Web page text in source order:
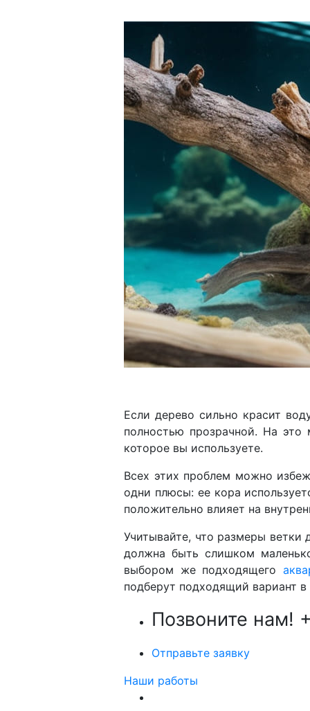
Если дерево сильно красит
полностью прозрачной. На
которое вы используете.
Всех этих проблем можно
одни плюсы: ее кора
положительно влияет на
Учитывайте, что размеры ветки
должна быть слишком
выбором же подходящего
подберут подходящий вариант
Позвоните нам!
Отправьте заявку
Наши работы